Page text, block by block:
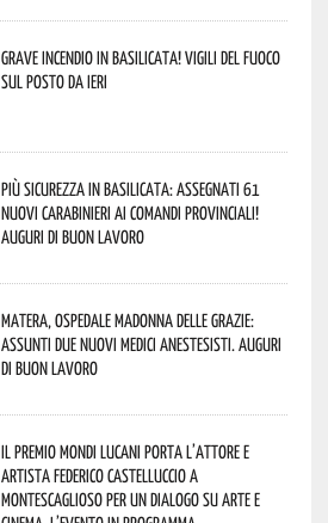
Grave incendio in Basilicata! Vigili del fuoco
sul posto da ieri
Più sicurezza in Basilicata: assegnati 61
nuovi Carabinieri ai Comandi provinciali!
Auguri di buon lavoro
Matera, Ospedale Madonna delle Grazie:
assunti due nuovi medici anestesisti. Auguri
di buon lavoro
Il Premio Mondi Lucani porta l’attore e
artista Federico Castelluccio a
Montescaglioso per un dialogo su arte e